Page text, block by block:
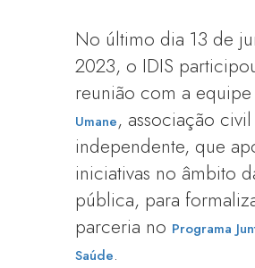
No último dia 13 de
2023, o IDIS
reunião com a
Umane, associação civil
independente, que
iniciativas no âmbito
pública, para
parceria no Programa
Saúde.